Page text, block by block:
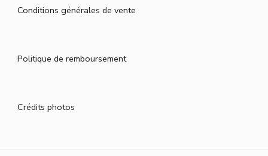
Conditions générales de vente
Politique de remboursement
Crédits photos